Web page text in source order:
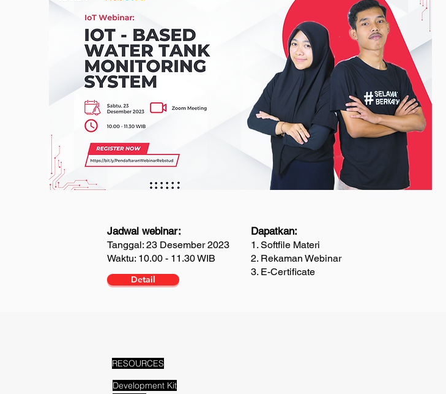
Jadwal webinar:
Tanggal: 23 Desember 2023
Waktu: 10.00 - 11.30 WIB
Detail
Dapatkan:
1. Softfile Materi
2. Rekaman Webinar
3. E-Certificate
RESOURCES
Development Kit